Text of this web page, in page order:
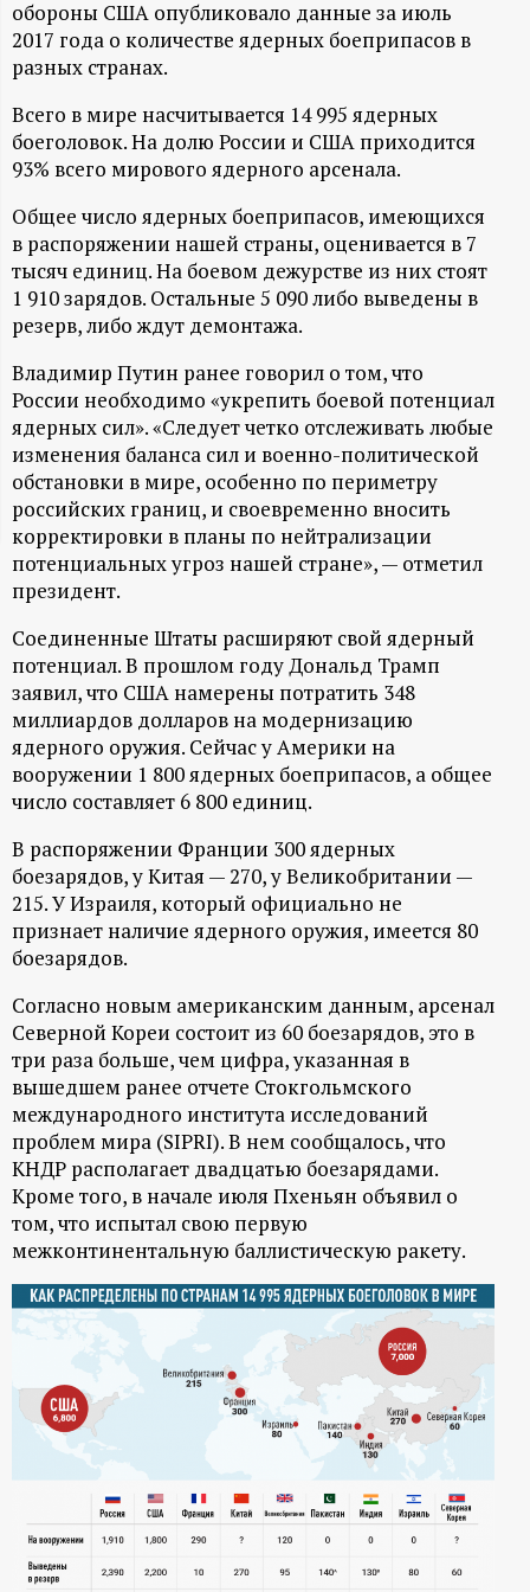
Н
-
и
н
ф
о
р
м
а
ц
и
о
н
н
ы
й
п
о
р
т
а
л
обороны США опубликовало данные за июль
2017 года о количестве ядерных боеприпасов в
разных странах.
Всего в мире насчитывается 14 995 ядерных
боеголовок. На долю России и США приходится
93% всего мирового ядерного арсенала.
Общее число ядерных боеприпасов, имеющихся
в распоряжении нашей страны, оценивается в 7
тысяч единиц. На боевом дежурстве из них стоят
1 910 зарядов. Остальные 5 090 либо выведены в
резерв, либо ждут демонтажа.
Владимир Путин ранее говорил о том, что
России необходимо «укрепить боевой потенциал
ядерных сил». «Следует четко отслеживать любые
изменения баланса сил и военно-политической
обстановки в мире, особенно по периметру
российских границ, и своевременно вносить
корректировки в планы по нейтрализации
потенциальных угроз нашей стране», — отметил
президент.
Соединенные Штаты расширяют свой ядерный
потенциал. В прошлом году Дональд Трамп
заявил, что США намерены потратить 348
миллиардов долларов на модернизацию
ядерного оружия. Сейчас у Америки на
вооружении 1 800 ядерных боеприпасов, а общее
число составляет 6 800 единиц.
В распоряжении Франции 300 ядерных
боезарядов, у Китая — 270, у Великобритании —
215. У Израиля, который официально не
признает наличие ядерного оружия, имеется 80
боезарядов.
Согласно новым американским данным, арсенал
Северной Кореи состоит из 60 боезарядов, это в
три раза больше, чем цифра, указанная в
вышедшем ранее отчете Стокгольмского
международного института исследований
проблем мира (SIPRI). В нем сообщалось, что
КНДР располагает двадцатью боезарядами.
Кроме того, в начале июля Пхеньян объявил о
том, что испытал свою первую
межконтинентальную баллистическую ракету.